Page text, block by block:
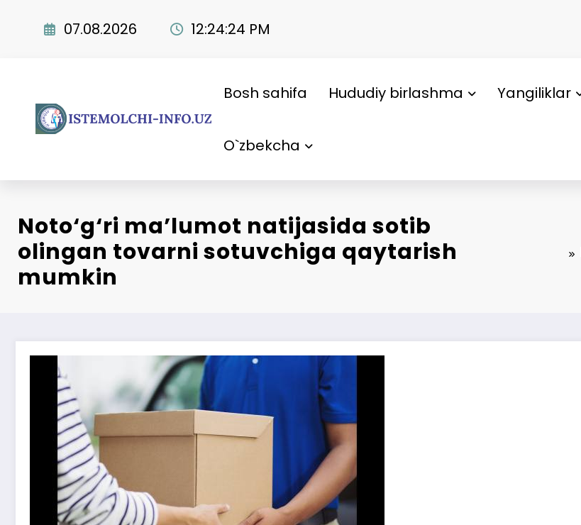
07.08.2026 12:24:25 PM
Bosh sahifa Hududiy birlashma Yangiliklar
O`zbekcha
Noto‘g‘ri ma’lumot natijasida sotib
olingan tovarni sotuvchiga qaytarish
mumkin